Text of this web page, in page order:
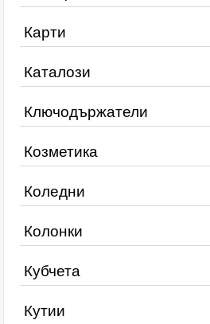
Карти
Каталози
Ключодържатели
Козметика
Коледни
Колонки
Кубчета
Кутии